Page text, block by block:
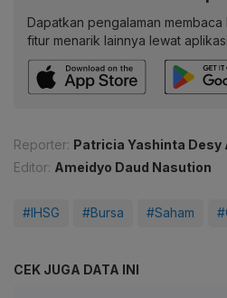
Dapatkan pengalaman
fitur menarik lainnya lewat
Reporter: Patricia Yashinta Desy
Editor: Ameidyo Daud Nasution
#IHSG #Bursa #Saham
CEK JUGA DATA INI